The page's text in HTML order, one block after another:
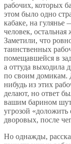
рабочих, которых
этом было одно
кабаке, на
человек, остальная
Заметили, что
таинственных
помещавшейся в
а оттуда выходила
по своим домикам.
нибудь из этих
делают, но ответ
вашим барином
угрозой
дворовых, после
Но однажды,